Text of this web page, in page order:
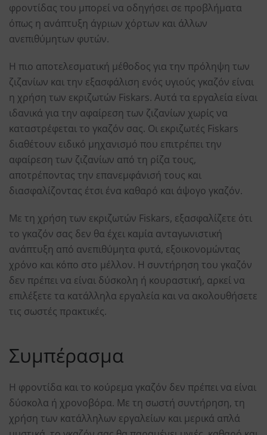
φροντίδας του μπορεί να οδηγήσει σε προβλήματα
όπως η ανάπτυξη άγριων χόρτων και άλλων
ανεπιθύμητων φυτών.
Η πιο αποτελεσματική μέθοδος για την πρόληψη των
ζιζανίων και την εξασφάλιση ενός υγιούς γκαζόν είναι
η χρήση των εκριζωτών Fiskars. Αυτά τα εργαλεία είναι
ιδανικά για την αφαίρεση των ζιζανίων χωρίς να
καταστρέφεται το γκαζόν σας. Οι εκριζωτές Fiskars
διαθέτουν ειδικό μηχανισμό που επιτρέπει την
αφαίρεση των ζιζανίων από τη ρίζα τους,
αποτρέποντας την επανεμφάνισή τους και
διασφαλίζοντας έτσι ένα καθαρό και άψογο γκαζόν.
Με τη χρήση των εκριζωτών Fiskars, εξασφαλίζετε ότι
το γκαζόν σας δεν θα έχει καμία ανταγωνιστική
ανάπτυξη από ανεπιθύμητα φυτά, εξοικονομώντας
χρόνο και κόπο στο μέλλον. Η συντήρηση του γκαζόν
δεν πρέπει να είναι δύσκολη ή κουραστική, αρκεί να
επιλέξετε τα κατάλληλα εργαλεία και να ακολουθήσετε
τις σωστές πρακτικές.
Συμπέρασμα
Η φροντίδα και το κούρεμα γκαζόν δεν πρέπει να είναι
δύσκολα ή χρονοβόρα. Με τη σωστή συντήρηση, τη
χρήση των κατάλληλων εργαλείων και μερικά απλά